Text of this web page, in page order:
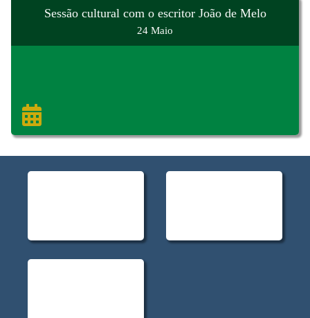
Sessão cultural com o escritor João de Melo
24 Maio